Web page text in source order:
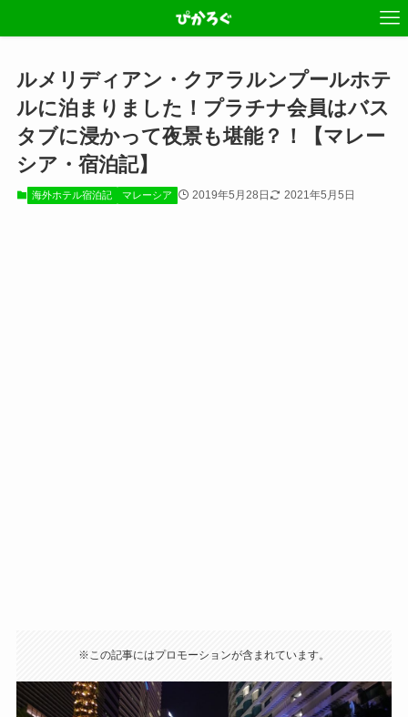
ルメリディアン・クアラルンプールホテ
ルに泊まりました！プラチナ会員はバス
タブに浸かって夜景も堪能？！【マレー
シア・宿泊記】
海外ホテル宿泊記 マレーシア 2019年5月28日 2021年5月5日
※この記事にはプロモーションが含まれています。